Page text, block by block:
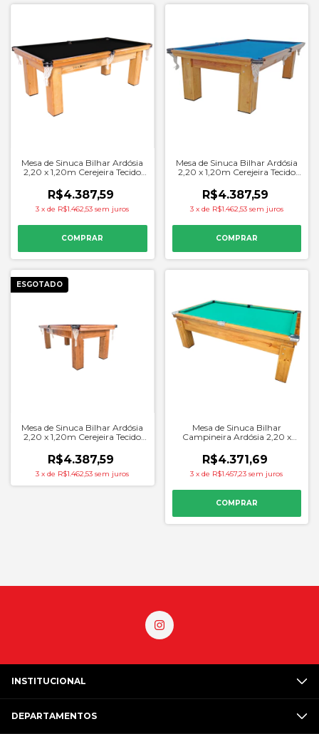
Mesa de Sinuca Bilhar Ardósia
2,20 x 1,20m Cerejeira Tecido
R$4.387,59
3 xde R$1.462,53 sem juros
Mesa de Sinuca Bilhar Ardósia
2,20 x 1,20m Cerejeira Tecido
R$4.387,59
3 x de R$1.462,53 sem juros
ESGOTADO
Mesa de Sinuca Bilhar Ardósia
2,20 x 1,20m Cerejeira Tecido
R$4.387,59
3 xde R$1.462,53 sem juros
Mesa de Sinuca Bilhar
Campineira Ardósia 2,20 x
R$4.371,69
3 xde R$1.457,23 sem juros
INSTITUCIONAL
DEPARTAMENTOS